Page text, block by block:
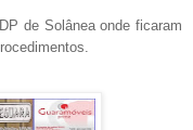
de Solânea onde ficaram